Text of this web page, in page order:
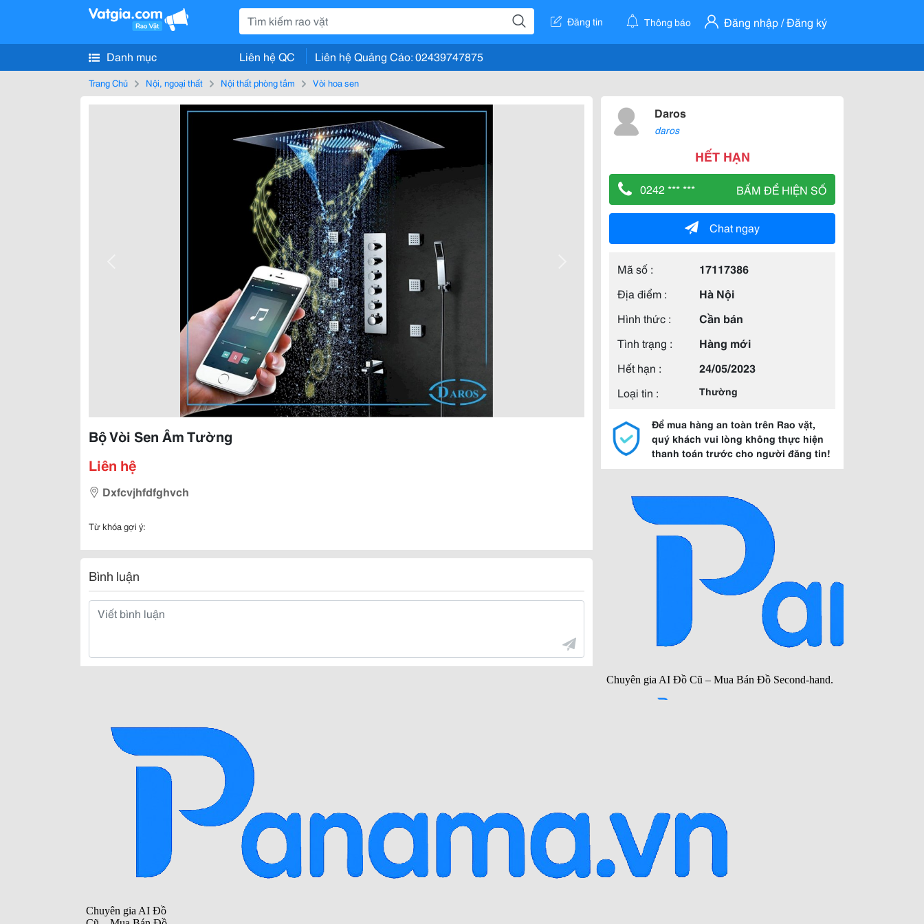
Đăng tin Thông báo Đăng nhập / Đăng ký
Danh mục Liên hệ QC Liên hệ Quảng Cáo: 02439747875
Trang Chủ Nội, ngoại thất Nội thất phòng tắm Vòi hoa sen
Bộ Vòi Sen Âm Tường
Liên hệ
Dxfcvjhfdfghvch
Từ khóa gợi ý:
Bình luận
Daros
daros
HẾT HẠN
0242 *** *** BẤM ĐỂ HIỆN SỐ
Chat ngay
Mã số :
17117386
Địa điểm :
Hà Nội
Hình thức :
Cần bán
Tình trạng :
Hàng mới
Hết hạn :
24/05/2023
Loại tin :
Thường
Để mua hàng an toàn trên Rao vặt,
quý khách vui lòng không thực hiện
thanh toán trước cho người đăng tin!